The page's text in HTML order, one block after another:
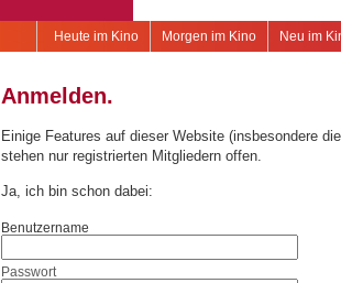
Neu im
Morgen im Kino
Heute im Kino
Anmelden.
Einige Features auf dieser Website (insbesondere
stehen nur registrierten Mitgliedern offen.
Ja, ich bin schon dabei:
Benutzername
Passwort